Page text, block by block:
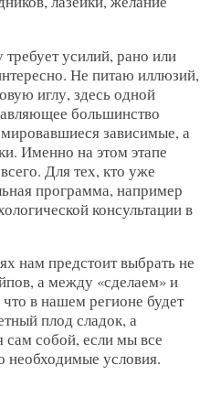
усилий, рано или
Не питаю иллюзий,
иглу, здесь одной
большинство
зависимые, а
Именно на этом этапе
Для тех, кто уже
программа, например
консультации в
нам предстоит выбрать не
а между «сделаем» и
в нашем регионе будет
плод сладок, а
сам собой, если мы все
необходимые условия.